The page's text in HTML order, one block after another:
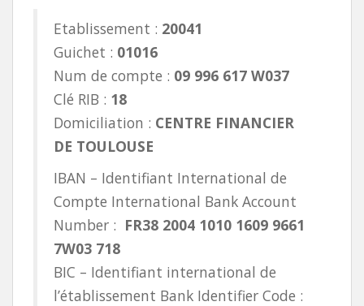
Etablissement : 20041
Guichet : 01016
Num de compte : 09 996 617 W037
Clé RIB : 18
Domiciliation : CENTRE FINANCIER
DE TOULOUSE
IBAN – Identifiant International de
Compte International Bank Account
Number : FR38 2004 1010 1609 9661
7W03 718
BIC – Identifiant international de
l’établissement Bank Identifier Code :